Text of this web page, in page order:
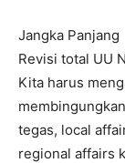
Jangka Panjang
Revisi total UU
Kita harus
tegas, local
regional affairs